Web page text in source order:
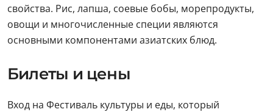
свойства. Рис, лапша, соевые бобы, морепродукты,
овощи и многочисленные специи являются
основными компонентами азиатских блюд.
Билеты и цены
Вход на Фестиваль культуры и еды, который